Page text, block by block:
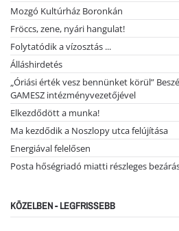
Mozgó Kultúrház Boronkán
Fröccs, zene, nyári hangulat!
Folytatódik a vízosztás ...
Álláshirdetés
„Óriási érték vesz bennünket körül”
GAMESZ intézményvezetőjével
Elkezdődött a munka!
Ma kezdődik a Noszlopy utca felújítása
Energiával felelősen
Posta hőségriadó miatti részleges
KÖZELBEN - LEGFRISSEBB